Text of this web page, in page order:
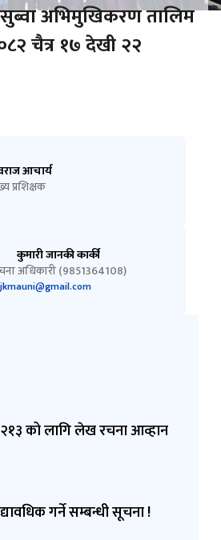
अभिमुखिकरण तालिम
चैत्र १७ देखी २२
आचार्य
प्रशिक्षक
कुमारी जानकी कार्की
अधिकारी (9851364108)
jkmauni@gmail.com
को लागि लेख रचना आव्हान
गर्ने सम्बन्धी सूचना !